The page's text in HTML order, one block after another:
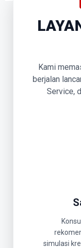
Kami
berjalan
Service,
simulasi